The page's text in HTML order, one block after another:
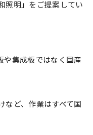
照明」をご提案してい
や集成板ではなく国産
など、作業はすべて国